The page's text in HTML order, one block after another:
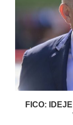
FICO: